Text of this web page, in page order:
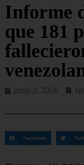
Informe
que 181
junio 2, 2026
Facebook